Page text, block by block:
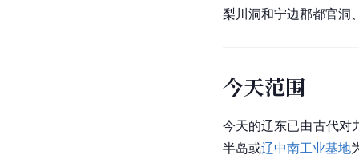
梨川洞和宁边郡都官洞
今天范围
今天的辽东已由古代对
半岛或辽中南工业基地